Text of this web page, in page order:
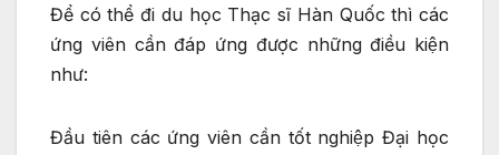
Để có thể đi du học Thạc sĩ Hàn Quốc thì các
ứng viên cần đáp ứng được những điều kiện
như:
Đầu tiên các ứng viên cần tốt nghiệp Đại học